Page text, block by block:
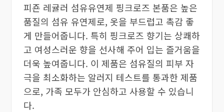
피죤 레귤러 섬유유연제 핑크로즈 본품은 높은
품질의 섬유 유연제로, 옷을 부드럽고 촉감 좋
게 만들어줍니다. 특히 핑크로즈 향기는 상쾌하
고 여성스러운 향을 선사해 주어 입는 즐거움을
더욱 높여줍니다. 이 제품은 섬유질의 피부 자
극을 최소화하는 알러지 테스트를 통과한 제품
으로, 가족 모두가 안심하고 사용할 수 있습니
다.